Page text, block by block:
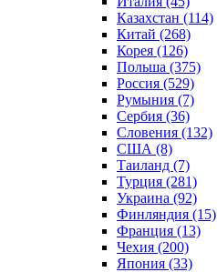
Казахстан (114)
Китай (268)
Корея (126)
Польша (375)
Россия (529)
Румыния (7)
Сербия (36)
Словения (132)
США (8)
Таиланд (7)
Турция (281)
Украина (92)
Финляндия (15)
Франция (13)
Чехия (200)
Япония (33)